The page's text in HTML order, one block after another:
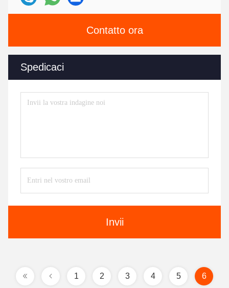
Contatto ora
Spedicaci
Invii
1 2 3 4 5 6